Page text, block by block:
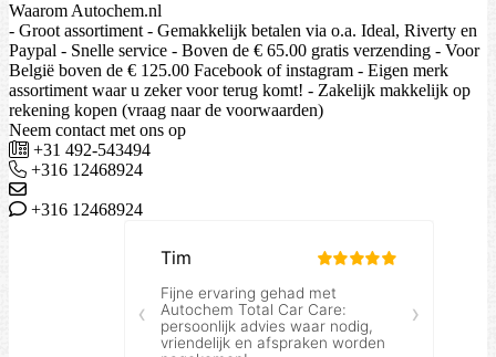
Waarom Autochem.nl
- Groot assortiment - Gemakkelijk betalen via o.a. Ideal, Riverty en
Paypal - Snelle service - Boven de € 65.00 gratis verzending - Voor
België boven de € 125.00 Facebook of instagram - Eigen merk
assortiment waar u zeker voor terug komt! - Zakelijk makkelijk op
rekening kopen (vraag naar de voorwaarden)
Neem contact met ons op
+31 492-543494
+316 12468924
+316 12468924